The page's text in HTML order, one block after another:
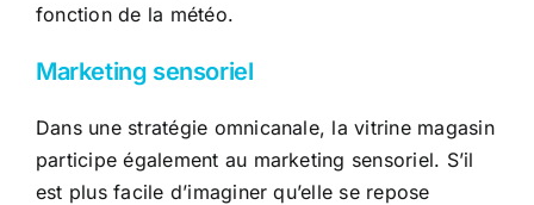
fonction de la météo.
Marketing sensoriel
Dans une stratégie omnicanale, la vitrine magasin
participe également au marketing sensoriel. S’il
est plus facile d’imaginer qu’elle se repose